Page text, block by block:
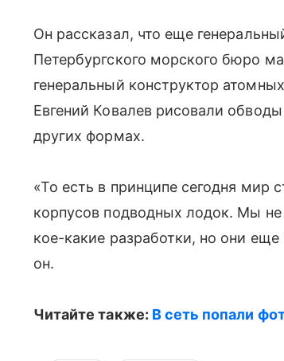
Он рассказал, что еще
Петербургского морского бюро
генеральный конструктор
Евгений Ковалев рисовали
других формах.
«То есть в принципе сегодня мир
корпусов подводных лодок. Мы не
кое-какие разработки, но они
он.
Читайте также: В сеть попали